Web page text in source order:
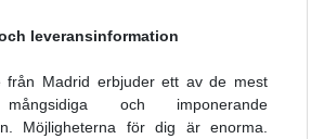
leveransinformation
från Madrid erbjuder ett av de mest
mångsidiga och imponerande
Möjligheterna för dig är enorma.